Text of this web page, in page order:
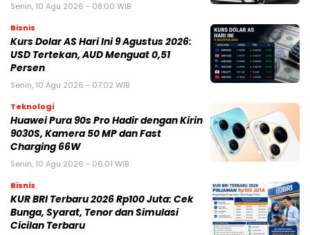
Senin, 10 Agu 2026 - 08:00 WIB
Bisnis
Kurs Dolar AS Hari Ini 9 Agustus 2026:
USD Tertekan, AUD Menguat 0,51
Persen
Senin, 10 Agu 2026 - 07:02 WIB
Teknologi
Huawei Pura 90s Pro Hadir dengan Kirin
9030S, Kamera 50 MP dan Fast
Charging 66W
Senin, 10 Agu 2026 - 06:01 WIB
Bisnis
KUR BRI Terbaru 2026 Rp100 Juta: Cek
Bunga, Syarat, Tenor dan Simulasi
Cicilan Terbaru